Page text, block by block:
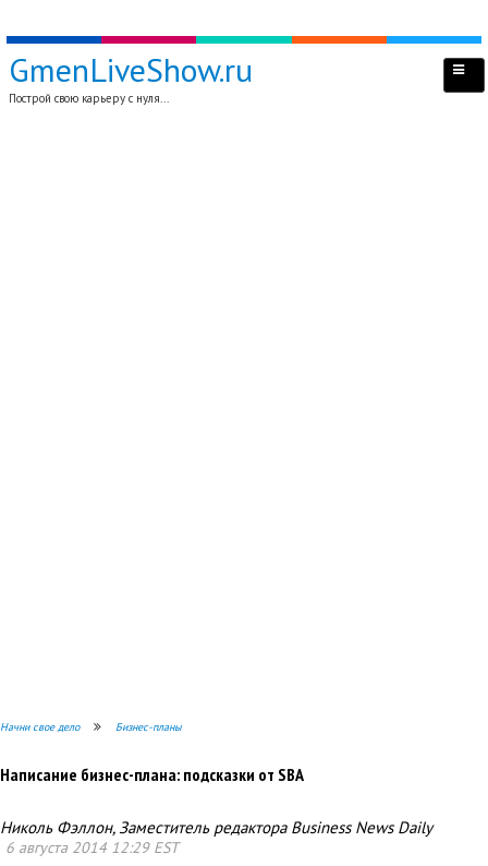
GmenLiveShow.ru
Построй свою карьеру с нуля...
Начни свое дело Бизнес-планы
Написание бизнес-плана: подсказки от SBA
Николь Фэллон, Заместитель редактора Business News Daily
6 августа 2014 12:29 EST